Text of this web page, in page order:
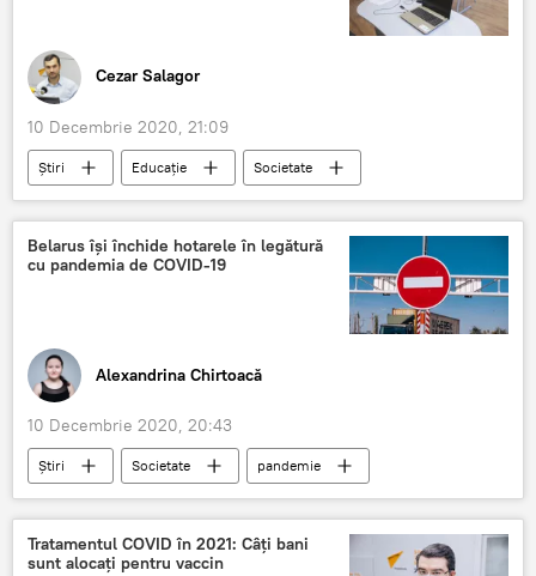
Cezar Salagor
10 Decembrie 2020, 21:09
Știri Educație
Societate
Online
lucru la distanță
Ministerul Educaței
Belarus își închide hotarele în legătură
cu pandemia de COVID-19
Alexandrina Chirtoacă
10 Decembrie 2020, 20:43
Știri Societate
pandemie
restricții de circulație
Republica Belarus
COVID-19
Tratamentul COVID în 2021: Câți bani
sunt alocați pentru vaccin